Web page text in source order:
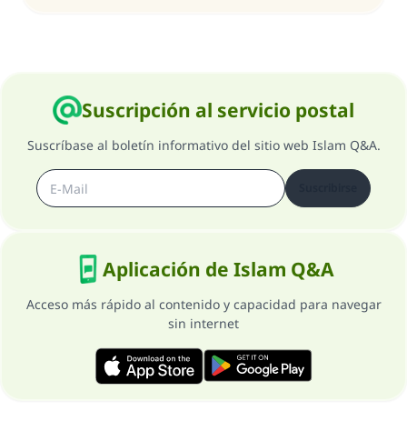
Suscripción al servicio postal
Suscríbase al boletín informativo del sitio web Islam Q&A.
Aplicación de Islam Q&A
Acceso más rápido al contenido y capacidad para navegar
sin internet